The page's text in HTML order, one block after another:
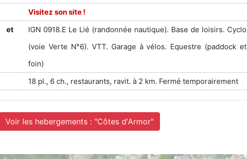
Visitez son site !
et
IGN 0918.E Le Lié (randonnée nautique). Base de loisirs. Cyclo
(voie Verte N°6). VTT. Garage à vélos. Equestre (paddock et
foin)
18 pl., 6 ch., restaurants, ravit. à 2 km. Fermé temporairement
Voir les hebergements : "Côtes d'Armor"